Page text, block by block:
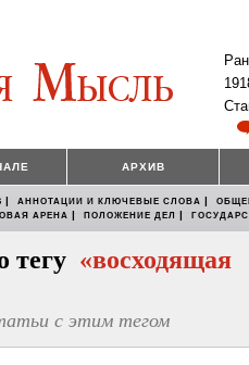
АРХИВ
| АННОТАЦИИ И КЛЮЧЕВЫЕ СЛОВА |
АРЕНА | ПОЛОЖЕНИЕ ДЕЛ |
тегу «восходящая
с этим тегом